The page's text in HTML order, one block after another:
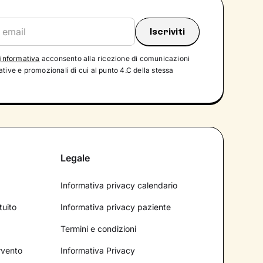
informativa acconsento alla ricezione di comunicazioni
e promozionali di cui al punto 4.C della stessa
Legale
Informativa privacy calendario
Informativa privacy paziente
Termini e condizioni
Informativa Privacy